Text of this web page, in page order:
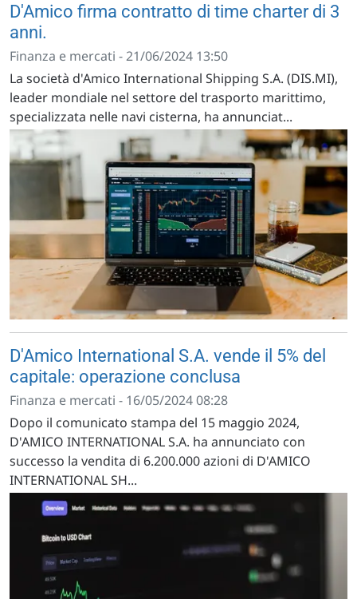
D'Amico firma contratto di time charter di 3
anni.
Finanza e mercati - 21/06/2024 13:50
La società d'Amico International Shipping S.A. (DIS.MI),
leader mondiale nel settore del trasporto marittimo,
specializzata nelle navi cisterna, ha annunciat...
D'Amico International S.A. vende il 5% del
capitale: operazione conclusa
Finanza e mercati - 16/05/2024 08:28
Dopo il comunicato stampa del 15 maggio 2024,
D'AMICO INTERNATIONAL S.A. ha annunciato con
successo la vendita di 6.200.000 azioni di D'AMICO
INTERNATIONAL SH...